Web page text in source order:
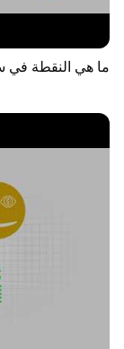
ما هي النقطة في